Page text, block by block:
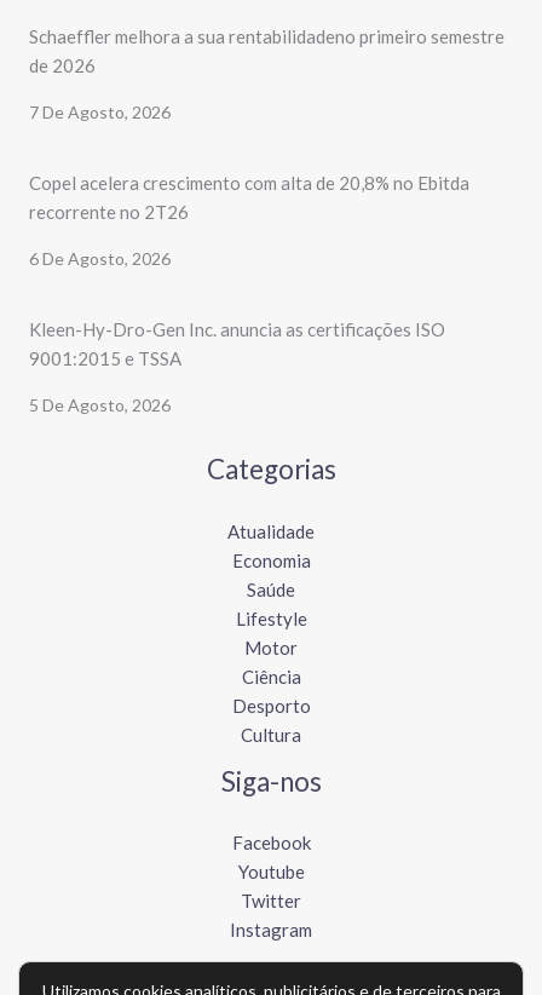
Schaeffler melhora a sua rentabilidadeno primeiro semestre
de 2026
7 De Agosto, 2026
Copel acelera crescimento com alta de 20,8% no Ebitda
recorrente no 2T26
6 De Agosto, 2026
Kleen-Hy-Dro-Gen Inc. anuncia as certificações ISO
9001:2015 e TSSA
5 De Agosto, 2026
Categorias
Atualidade
Economia
Saúde
Lifestyle
Motor
Ciência
Desporto
Cultura
Siga-nos
Facebook
Youtube
Twitter
Instagram
Utilizamos cookies analíticos, publicitários e de terceiros para